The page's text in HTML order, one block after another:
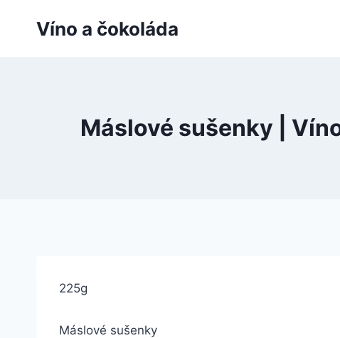
Víno a čokoláda
Máslové sušenky |
225g
Máslové sušenky